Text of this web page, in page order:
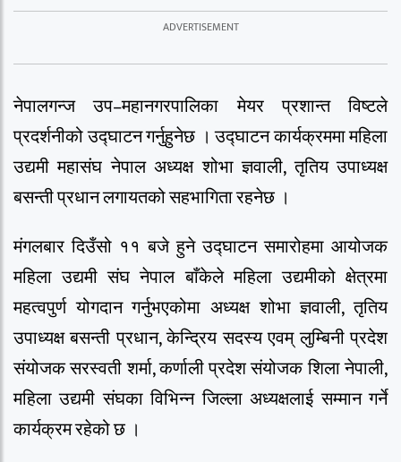
नेपालगन्ज उप–महानगरपालिका मेयर प्रशान्त विष्टले
प्रदर्शनीको उद्घाटन गर्नुहुनेछ । उद्घाटन कार्यक्रममा महिला
उद्यमी महासंघ नेपाल अध्यक्ष शोभा ज्ञवाली, तृतिय उपाध्यक्ष
बसन्ती प्रधान लगायतको सहभागिता रहनेछ ।
मंगलबार दिउँसो ११ बजे हुने उद्घाटन समारोहमा आयोजक
महिला उद्यमी संघ नेपाल बाँकेले महिला उद्यमीको क्षेत्रमा
महत्वपुर्ण योगदान गर्नुभएकोमा अध्यक्ष शोभा ज्ञवाली, तृतिय
उपाध्यक्ष बसन्ती प्रधान, केन्द्रिय सदस्य एवम् लुम्बिनी प्रदेश
संयोजक सरस्वती शर्मा, कर्णाली प्रदेश संयोजक शिला नेपाली,
महिला उद्यमी संघका विभिन्न जिल्ला अध्यक्षलाई सम्मान गर्ने
कार्यक्रम रहेको छ ।